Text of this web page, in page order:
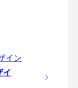
イ